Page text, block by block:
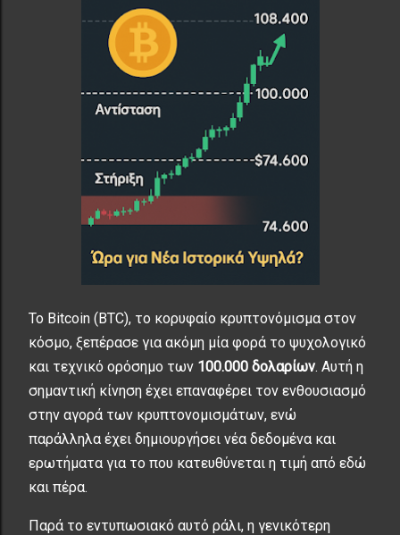
Το Bitcoin (BTC), το κορυφαίο κρυπτονόμισμα στον
κόσμο, ξεπέρασε για ακόμη μία φορά το ψυχολογικό
και τεχνικό ορόσημο των 100.000 δολαρίων. Αυτή η
σημαντική κίνηση έχει επαναφέρει τον ενθουσιασμό
στην αγορά των κρυπτονομισμάτων, ενώ
παράλληλα έχει δημιουργήσει νέα δεδομένα και
ερωτήματα για το που κατευθύνεται η τιμή από εδώ
και πέρα.
Παρά το εντυπωσιακό αυτό ράλι, η γενικότερη